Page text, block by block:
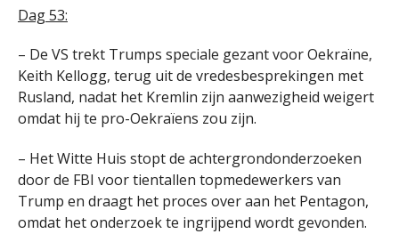
Dag 53:
– De VS trekt Trumps speciale gezant voor Oekraïne,
Keith Kellogg, terug uit de vredesbesprekingen met
Rusland, nadat het Kremlin zijn aanwezigheid weigert
omdat hij te pro-Oekraïens zou zijn.
– Het Witte Huis stopt de achtergrondonderzoeken
door de FBI voor tientallen topmedewerkers van
Trump en draagt het proces over aan het Pentagon,
omdat het onderzoek te ingrijpend wordt gevonden.